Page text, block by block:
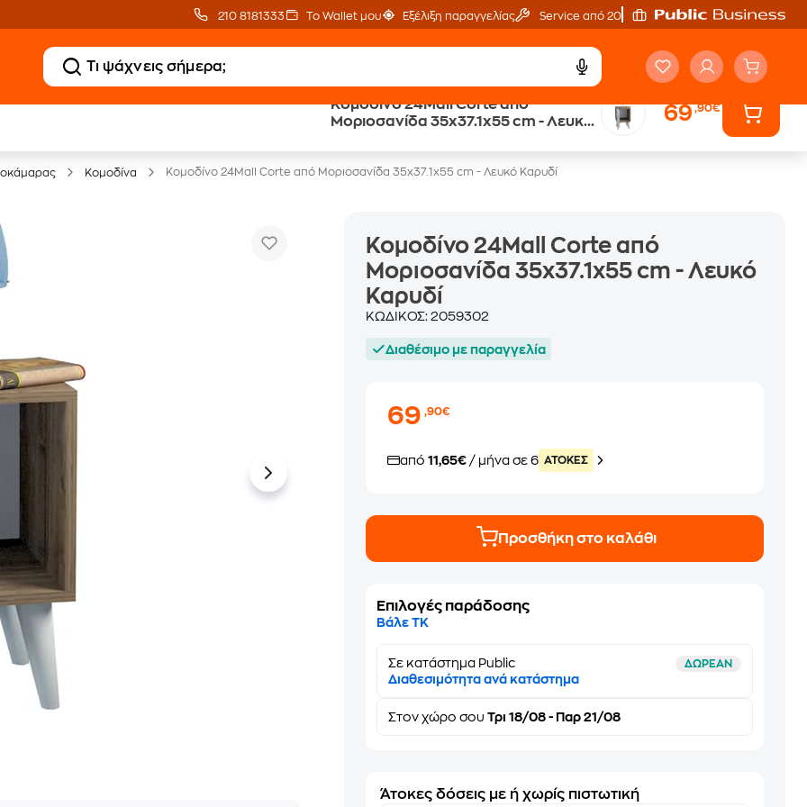
210 8181333 Το Wallet μου Εξέλιξη παραγγελίας Service από 20'
Κομοδίνο 24Mall Corte από
Μοριοσανίδα 35x37.1x55 cm - Λευκό
69,90€
Κομοδίνα Κομοδίνο 24Mall Corte από Μοριοσανίδα 35x37.1x55 cm - Λευκό Καρυδί
Κομοδίνο 24Mall Corte από
Μοριοσανίδα 35x37.1x55 cm - Λευκό
Καρυδί
ΚΩΔΙΚΟΣ:2059302
Διαθέσιμο με παραγγελία
69,90€
από11,65€ / μήνα σε 6 ATOKEΣ
Προσθήκη στο καλάθι
Επιλογές παράδοσης
Βάλε ΤΚ
Σε κατάστημα Public ΔΩΡΕΑΝ
Διαθεσιμότητα ανά κατάστημα
Στονχώρο σου Τρι 18/08 - Παρ 21/08
Άτοκες δόσεις με ή χωρίς πιστωτική